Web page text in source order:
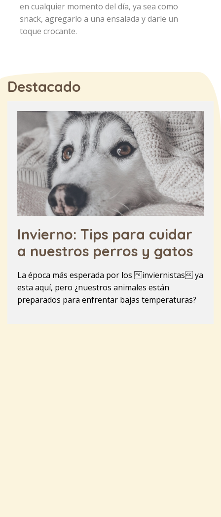
en cualquier momento del día, ya sea como
snack, agregarlo a una ensalada y darle un
toque crocante.
Destacado
Invierno: Tips para cuidar
a nuestros perros y gatos
La época más esperada por los inviernistas ya
esta aquí, pero ¿nuestros animales están
preparados para enfrentar bajas temperaturas?